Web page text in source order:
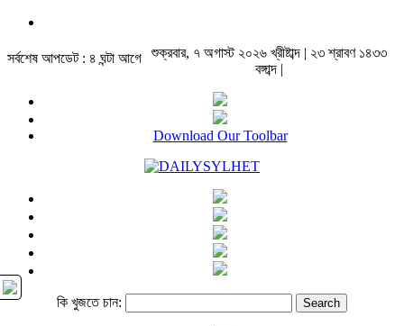
সর্বশেষ আপডেট : ৪ ঘন্টা আগে
শুক্রবার, ৭ অগাস্ট ২০২৬ খ্রীষ্টাব্দ | ২৩ শ্রাবণ ১৪৩৩
বঙ্গাব্দ |
Download Our Toolbar
কি খুজতে চান: